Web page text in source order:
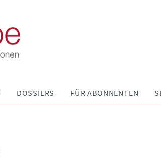
DOSSIERS FÜR ABONNENTEN